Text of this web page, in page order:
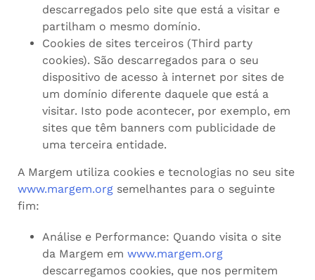
descarregados pelo site que está a visitar e
partilham o mesmo domínio.
Cookies de sites terceiros (Third party
cookies). São descarregados para o seu
dispositivo de acesso à internet por sites de
um domínio diferente daquele que está a
visitar. Isto pode acontecer, por exemplo, em
sites que têm banners com publicidade de
uma terceira entidade.
A Margem utiliza cookies e tecnologias no seu site
www.margem.org semelhantes para o seguinte
fim:
Análise e Performance: Quando visita o site
da Margem em www.margem.org
descarregamos cookies, que nos permitem